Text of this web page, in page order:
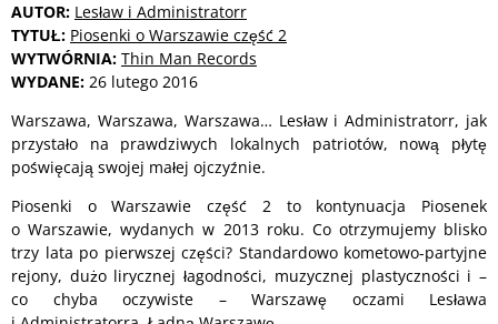
AUTOR: Lesław i Administratorr
TYTUŁ: Piosenki o Warszawie część 2
WYTWÓRNIA: Thin Man Records
WYDANE: 26 lutego 2016
Warszawa, Warszawa, Warszawa… Lesław i Administratorr, jak
przystało na prawdziwych lokalnych patriotów, nową płytę
poświęcają swojej małej ojczyźnie.
Piosenki o Warszawie część 2 to kontynuacja Piosenek
o Warszawie, wydanych w 2013 roku. Co otrzymujemy blisko
trzy lata po pierwszej części? Standardowo kometowo-partyjne
rejony, dużo lirycznej łagodności, muzycznej plastyczności i –
co chyba oczywiste – Warszawę oczami Lesława